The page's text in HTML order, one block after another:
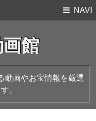
NAVI
館
動画やお宝情報を厳選
。